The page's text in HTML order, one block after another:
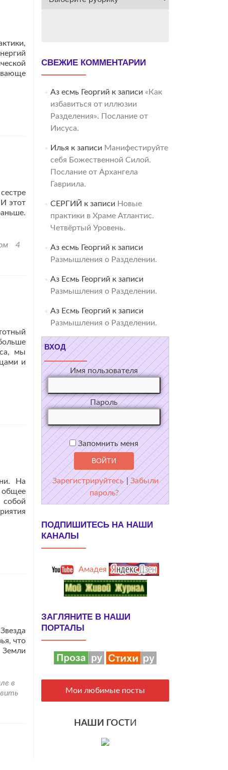
этот
4
мы
и Читать
больше
проНаши
размышления
проекте
нашей
жизни
На
что
в
СВЕЖИЕ КОММЕНТАРИИ
Аз есмь Георгий к записи «Как
избавиться от иллюзии
Разделения». Послание от
Иисуса.
Илья к записи Манифестируйте
себя Божественной Силой.
Послание от Архангела
Гавриила.
СЕРГИЙ к записи Новые
практики в Храме Атлантис.
Четвёртый Уровень.
Аз есмь Георгий к записи
Размышления о Разделении.
Аз Есмь Георгий к записи
Размышления о Разделении.
Аз Есмь Георгий к записи
Размышления о Разделении.
ВХОД
Имя пользователя
Пароль
Запомнить меня
Зарегистрируйтесь | Забыли
пароль?
ПОДПИШИТЕСЬ НА НАШИ
КАНАЛЫ
Амадея
ЗАГЛЯНИТЕ В НАШИ
ПОРТАЛЫ
Мои любимые посты
НАШИ ГОСТИ